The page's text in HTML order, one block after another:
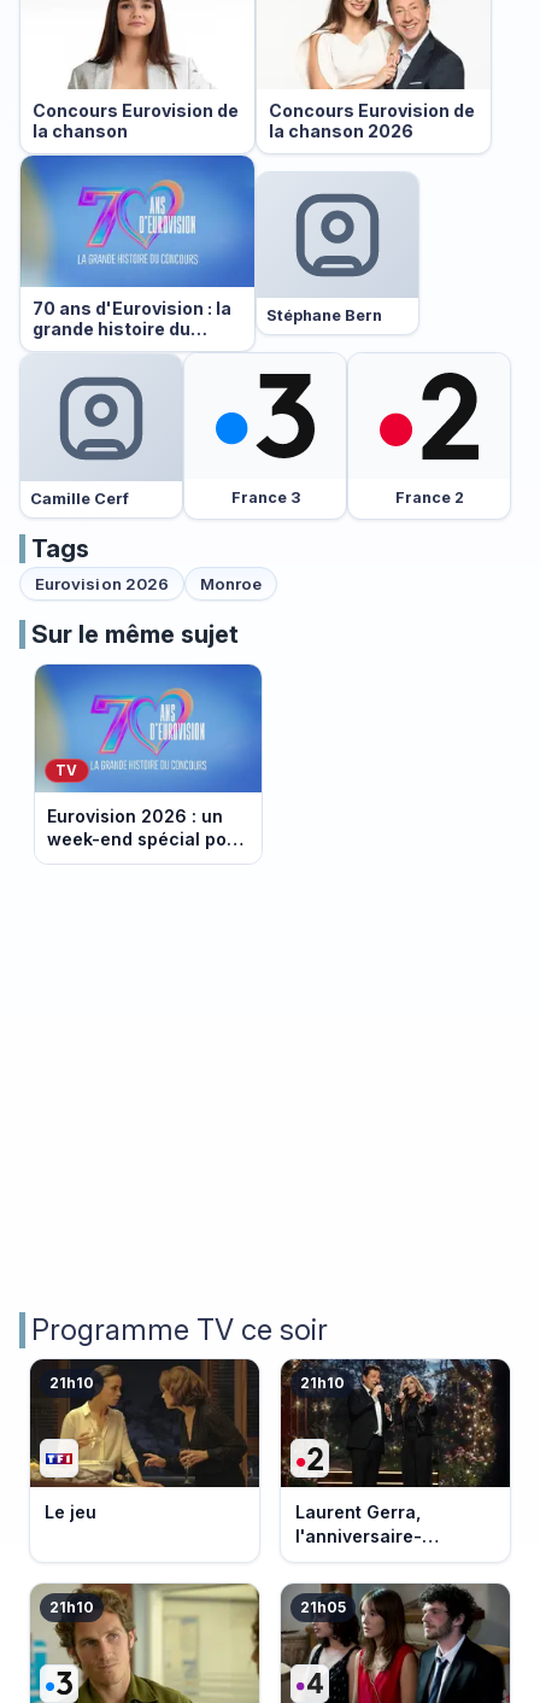
Concours Eurovision de
la chanson
Concours Eurovision de
la chanson 2026
70 ans d'Eurovision : la
grande histoire du…
Stéphane Bern
Camille Cerf France 3 France 2
Tags
Eurovision 2026 Monroe
Sur le même sujet
TV
Eurovision 2026 : un
week-end spécial pour
les 70 ans sur France
Programme TV ce soir
21h10
Le jeu
21h10
Laurent Gerra,
l'anniversaire-
événement
21h10 21h05